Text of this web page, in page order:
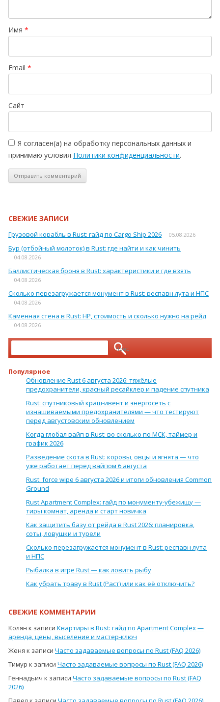
Имя *
Email *
Сайт
Я согласен(а) на обработку персональных данных и
принимаю условия Политики конфиденциальности.
СВЕЖИЕ ЗАПИСИ
Грузовой корабль в Rust: гайд по Cargo Ship 2026 05.08.2026
Бур (отбойный молоток) в Rust: где найти и как чинить
04.08.2026
Баллистическая броня в Rust: характеристики и где взять
04.08.2026
Сколько перезагружается монумент в Rust: респавн лута и НПС
04.08.2026
Каменная стена в Rust: HP, стоимость и сколько нужно на рейд
04.08.2026
Найти:
Популярное
Обновление Rust 6 августа 2026: тяжёлые
предохранители, красный ресайклер и падение спутника
Rust: спутниковый краш-ивент и энергосеть с
изнашиваемыми предохранителями — что тестируют
перед августовским обновлением
Когда глобал вайп в Rust: во сколько по МСК, таймер и
график 2026
Разведение скота в Rust: коровы, овцы и ягнята — что
уже работает перед вайпом 6 августа
Rust: force wipe 6 августа 2026 и итоги обновления Common
Ground
Rust Apartment Complex: гайд по монументу-убежищу —
тиры комнат, аренда и старт новичка
Как защитить базу от рейда в Rust 2026: планировка,
соты, ловушки и турели
Сколько перезагружается монумент в Rust: респавн лута
и НПС
Рыбалка в игре Rust — как ловить рыбу
Как убрать траву в Rust (Раст) или как её отключить?
СВЕЖИЕ КОММЕНТАРИИ
Колян к записи Квартиры в Rust: гайд по Apartment Complex —
аренда, цены, выселение и мастер-ключ
Женя к записи Часто задаваемые вопросы по Rust (FAQ 2026)
Тимур к записи Часто задаваемые вопросы по Rust (FAQ 2026)
Геннадьич к записи Часто задаваемые вопросы по Rust (FAQ
2026)